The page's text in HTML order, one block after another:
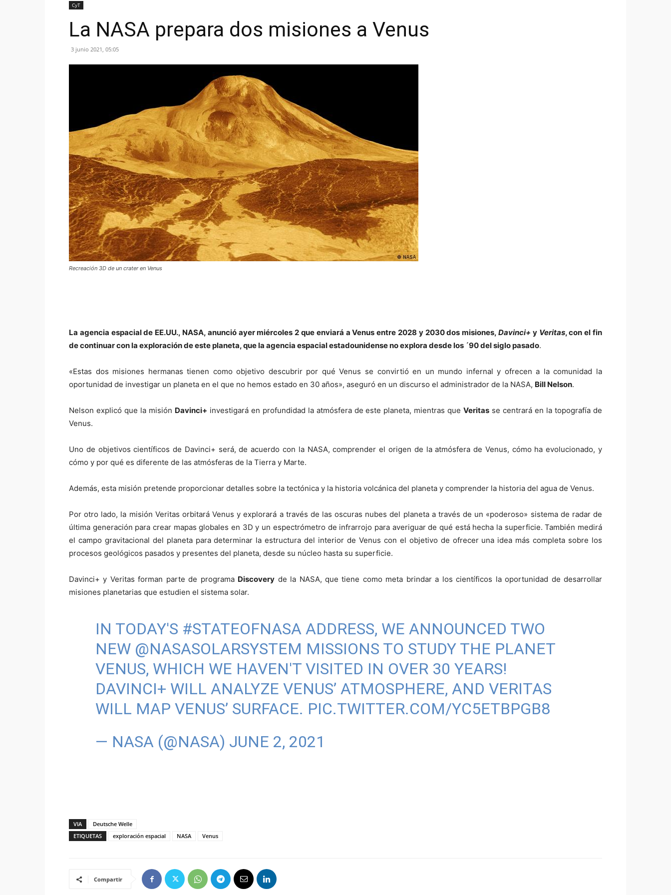
CyT
La NASA prepara dos misiones a Venus
3 junio 2021, 05:05
Recreación 3D de un crater en Venus
La agencia espacial de EE.UU., NASA, anunció ayer miércoles 2 que enviará a Venus entre 2028 y 2030 dos misiones, Davinci+ y Veritas, con el fin
de continuar con la exploración de este planeta, que la agencia espacial estadounidense no explora desde los ´90 del siglo pasado.
«Estas dos misiones hermanas tienen como objetivo descubrir por qué Venus se convirtió en un mundo infernal y ofrecen a la comunidad la
oportunidad de investigar un planeta en el que no hemos estado en 30 años», aseguró en un discurso el administrador de la NASA, Bill Nelson.
Nelson explicó que la misión Davinci+ investigará en profundidad la atmósfera de este planeta, mientras queVeritas se centrará en la topografía de
Venus.
Uno de objetivos científicos de Davinci+ será, de acuerdo con la NASA, comprender el origen de la atmósfera de Venus, cómo ha evolucionado, y
cómo y por qué es diferente de las atmósferas de la Tierra y Marte.
Además, esta misión pretende proporcionar detalles sobre la tectónica y la historia volcánica del planeta y comprender la historia del agua de Venus.
Por otro lado, la misión Veritas orbitará Venus y explorará a través de las oscuras nubes del planeta a través de un «poderoso» sistema de radar de
última generación para crear mapas globales en 3D y un espectrómetro de infrarrojo para averiguar de qué está hecha la superficie. También medirá
el campo gravitacional del planeta para determinar la estructura del interior de Venus con el objetivo de ofrecer una idea más completa sobre los
procesos geológicos pasados y presentes del planeta, desde su núcleo hasta su superficie.
Davinci+ y Veritas forman parte de programa Discovery de la NASA, que tiene como meta brindar a los científicos la oportunidad de desarrollar
misiones planetarias que estudien el sistema solar.
IN TODAY'S #STATEOFNASA ADDRESS, WE ANNOUNCED TWO
NEW @NASASOLARSYSTEM MISSIONS TO STUDY THE PLANET
VENUS, WHICH WE HAVEN'T VISITED IN OVER 30 YEARS!
DAVINCI+ WILL ANALYZE VENUS’ ATMOSPHERE, AND VERITAS
WILL MAP VENUS’ SURFACE. PIC.TWITTER.COM/YC5ETBPGB8
— NASA (@NASA) JUNE 2, 2021
VIA
Deutsche Welle
ETIQUETAS
exploración espacial NASA Venus
Compartir